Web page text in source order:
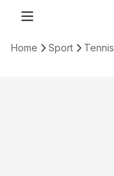
Home Sport Tennis